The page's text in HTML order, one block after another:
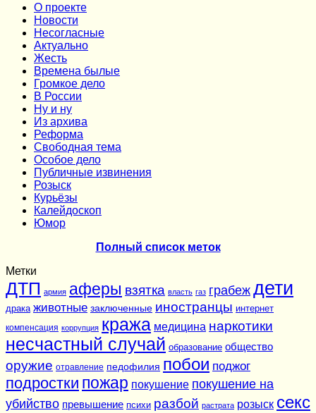
О проекте
Новости
Несогласные
Актуально
Жесть
Времена былые
Громкое дело
В России
Ну и ну
Из архива
Реформа
Cвободная тема
Особое дело
Публичные извинения
Розыск
Курьёзы
Калейдоскоп
Юмор
Полный список меток
Метки
ДТП армия аферы взятка власть газ грабеж дети
драка животные заключенные иностранцы интернет
компенсация коррупция кража медицина наркотики
несчастный случай образование общество
оружие отравление педофилия побои поджог
подростки пожар покушение покушение на
убийство превышение психи разбой растрата розыск секс